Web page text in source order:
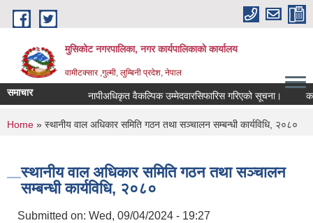
Skip to main content
मुसिकोट नगरपालिका, नगर कार्यपालिकाकाे कार्यालय
वामीटक्सार ,गुल्मी, लुम्बिनी प्रदेश, नेपाल
समाचार नापीअधिकृत वैकल्पिक उम्मेदवारसिफारिस गरिएको सूचना।
You are here
Home » स्थानीय वाल अधिकार समिति गठन तथा सञ्चालन सम्बन्धी कार्यविधि, २०८०
स्थानीय वाल अधिकार समिति गठन तथा सञ्चालन
सम्बन्धी कार्यविधि, २०८०
Submitted on: Wed, 09/04/2024 - 19:27